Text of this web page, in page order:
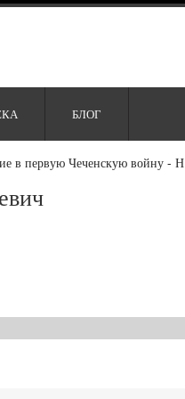
БЛОГ
в первую Чеченскую войну - Н